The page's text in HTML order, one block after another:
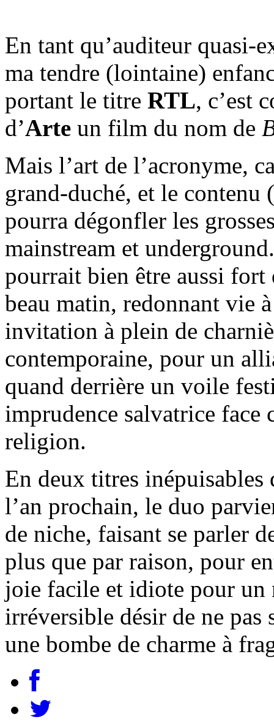
En tant qu’auditeur quasi-
ma tendre (lointaine)
portant le titre RTL, c’est
d’Arte un film du nom de
Mais l’art de l’acronyme,
grand-duché, et le contenu
pourra dégonfler les
mainstream et
pourrait bien être aussi
beau matin, redonnant vie
invitation à plein de
contemporaine, pour un
quand derrière un voile
imprudence salvatrice
religion.
En deux titres
l’an prochain, le duo
de niche, faisant se parler
plus que par raison, pour
joie facile et idiote pour un
irréversible désir de ne pas
une bombe de charme à